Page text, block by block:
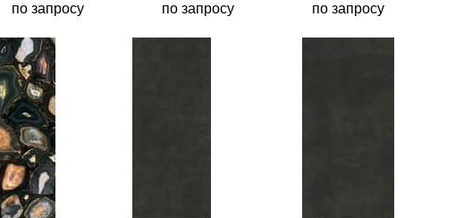
по запросу по запросу по запросу